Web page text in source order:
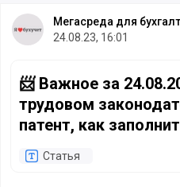
Мегасреда для
24.08.23, 16:01
📨 Важное за
трудовом
патент, как
Статья